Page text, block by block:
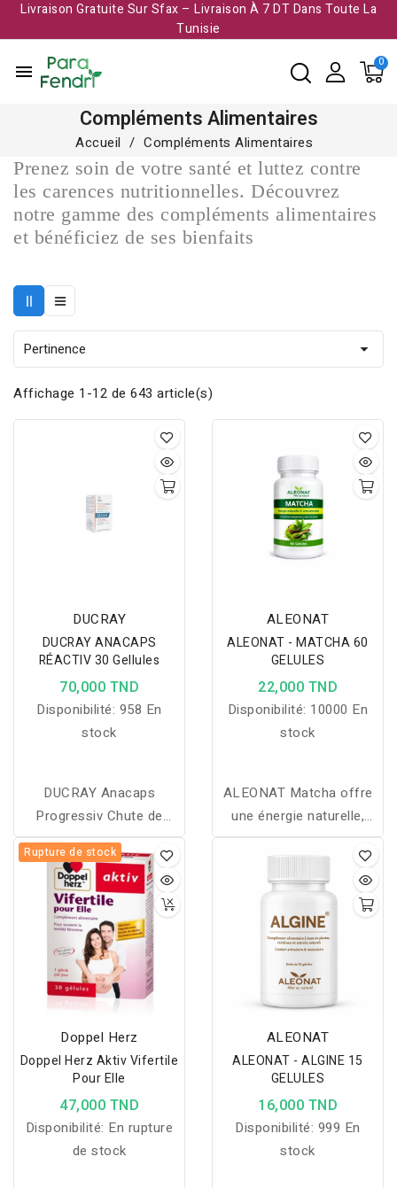
Livraison Gratuite Sur Sfax – Livraison À 7 DT Dans Toute La
Tunisie​
menu
Compléments Alimentaires
Accueil Compléments Alimentaires
Prenez soin de votre santé et luttez contre
les carences nutritionnelles. Découvrez
notre gamme des compléments alimentaires
et bénéficiez de ses bienfaits
Pertinence 
Affichage 1-12 de 643 article(s)
DUCRAY
DUCRAY ANACAPS
RÉACTIV 30 Gellules
70,000 TND
Disponibilité: 958 En
stock
DUCRAY Anacaps
Progressiv Chute de
Cheveux chronique
Situations durables
Hérédité, origine
hormonale Préserve le
capital capillaire Pour les
cheveux Complément
alimentaire Géllules 30
ALEONAT
ALEONAT - MATCHA 60
GELULES
22,000 TND
Disponibilité: 10000 En
stock
ALEONAT Matcha offre
une énergie naturelle,
améliore la concentration
et soutient la
performance mentale
sans effet de fatigue.
Rupture de stock
Doppel Herz
Doppel Herz Aktiv Vifertile
Pour Elle
47,000 TND
Disponibilité: En rupture
de stock
ALEONAT
ALEONAT - ALGINE 15
GELULES
16,000 TND
Disponibilité: 999 En
stock